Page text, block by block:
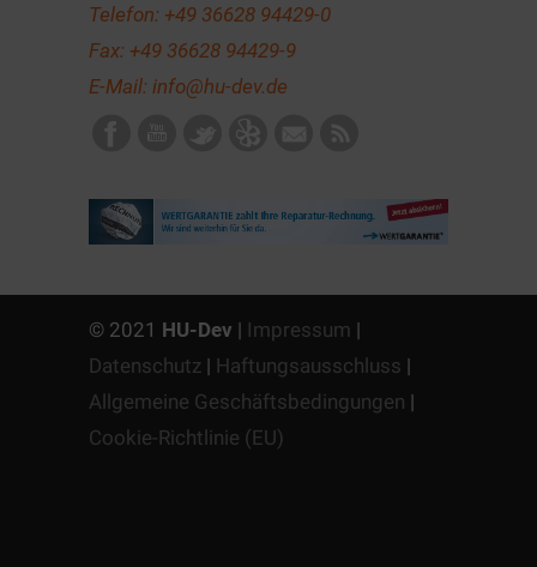
Telefon: +49 36628 94429-0
Fax: +49 36628 94429-9
E-Mail: info@hu-dev.de
© 2021 HU-Dev | Impressum |
Datenschutz | Haftungsausschluss |
Allgemeine Geschäftsbedingungen |
Cookie-Richtlinie (EU)